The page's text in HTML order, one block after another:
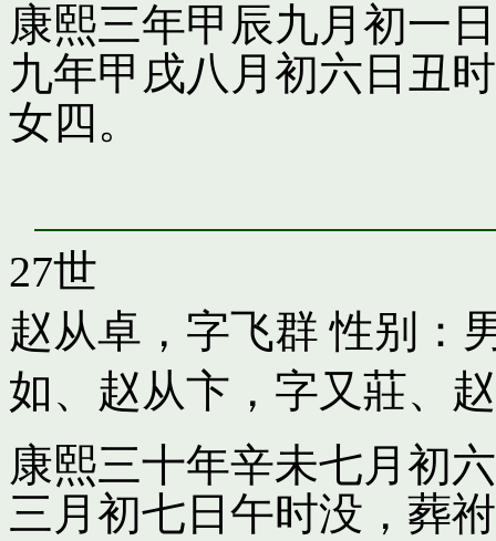
康熙三年甲辰九月初一
九年甲戌八月初六日丑
女四。
27世
赵从卓，字飞群 性别：
如、 赵从卞，字又莊、
康熙三十年辛未七月初
三月初七日午时没，葬